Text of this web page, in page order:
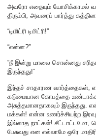
அவரோ எதையும் யோசிக்காமல்
திரும்பி, அவரைப் பார்த்து
“டிமிட்ரி டிமிட்ரி!”
“என்ன?”
“நீ இன்று மாலை சொன்னது
இருந்தது!”
இந்தச் சாதாரண வார்த்தைகள்,
கடுமையான கோபத்தை
அசுத்தமானதாகவும்
மக்கள்! என்ன உணர்ச்சியற்ற
இல்லாத நாட்கள்! சீட்டாட்டமோ,
பேசுவது என எல்லாமே ஒரே